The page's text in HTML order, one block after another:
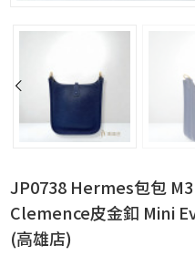
JP0738 Hermes包包
Clemence皮金釦 Mini
(高雄店)